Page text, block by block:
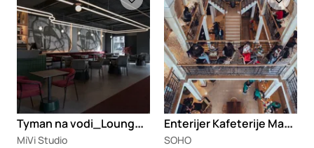
T
yman na vodi_Lounge & Bar
MiVi Studio
E
nterijer Kafeterije Magazin 1907
SOHO